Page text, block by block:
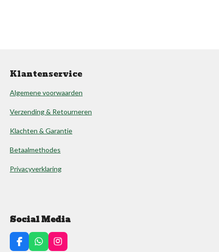
Klantenservice
Algemene voorwaarden
Verzending & Retourneren
Klachten & Garantie
Betaalmethodes
Privacyverklaring
Social Media
F
W
I